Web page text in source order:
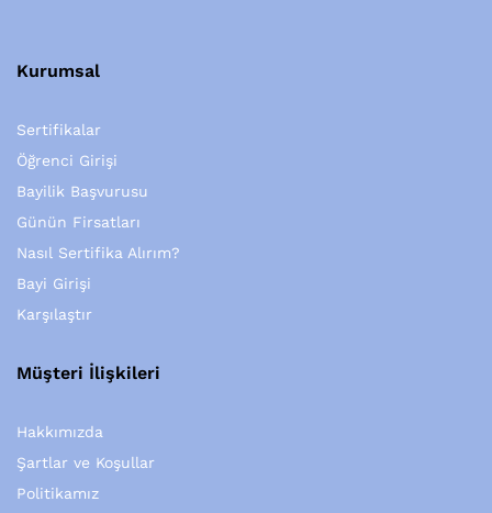
Kurumsal
Sertifikalar
Öğrenci Girişi
Bayilik Başvurusu
Günün Firsatları
Nasıl Sertifika Alırım?
Bayi Girişi
Karşılaştır
Müşteri İlişkileri
Hakkımızda
Şartlar ve Koşullar
Politikamız